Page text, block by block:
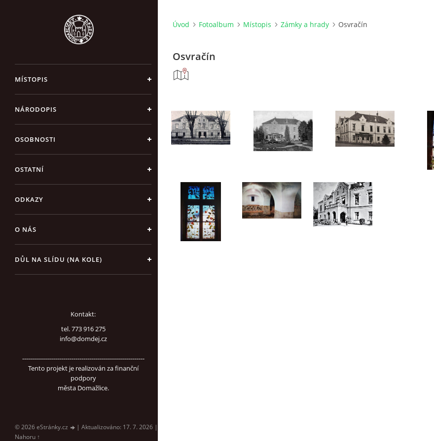
MÍSTOPIS
NÁRODOPIS
OSOBNOSTI
OSTATNÍ
ODKAZY
O NÁS
DŮL NA SLÍDU (NA KOLE)
Kontakt:
tel. 773 916 275
info@domdej.cz
--------------------------------------------------------------
Tento projekt je realizován za finanční
podpory
města Domažlice.
© 2026 eStránky.cz | Aktualizováno: 17. 7. 2026 |
Nahoru ↑
Úvod Fotoalbum Místopis Zámky a hrady Osvračín
Osvračín